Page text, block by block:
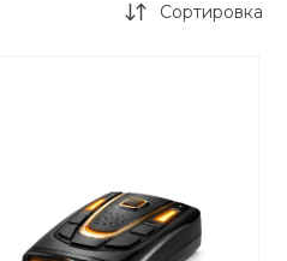
Сортировка